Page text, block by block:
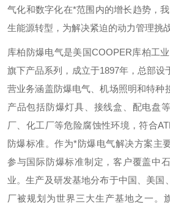
气化和数字化在*范围内的增长趋势，
生能源转型，为解决紧迫的动力管理挑
库柏防爆电气是美国COOPER库柏工
旗下产品系列，成立于1897年，总部设
营业务涵盖防爆电气、机场照明和特种
产品包括防爆灯具、接线盒、配电盘
厂、化工厂等危险腐蚀性环境，符合
防爆标准。作为*防爆电气解决方案主
参与国际防爆标准制定，客户覆盖中
业。生产及研发基地分布于中国、美国
厂被规划为世界三大生产基地之一。